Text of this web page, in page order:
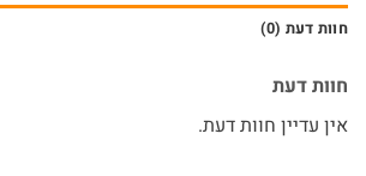
חוות דעת (0)
חוות דעת
אין עדיין חוות דעת.